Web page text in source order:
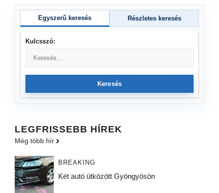
Egyszerű keresés Részletes keresés
Kulcsszó:
Keresés
LEGFRISSEBB HÍREK
Még több hír
BREAKING
Két autó ütközött Gyöngyösön